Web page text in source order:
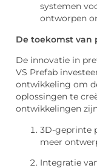
systemen
ontworpen
De toekomst van
De innovatie in
VS Prefab
ontwikkeling om
oplossingen te
ontwikkelingen
3D-geprinte
meer
Integratie